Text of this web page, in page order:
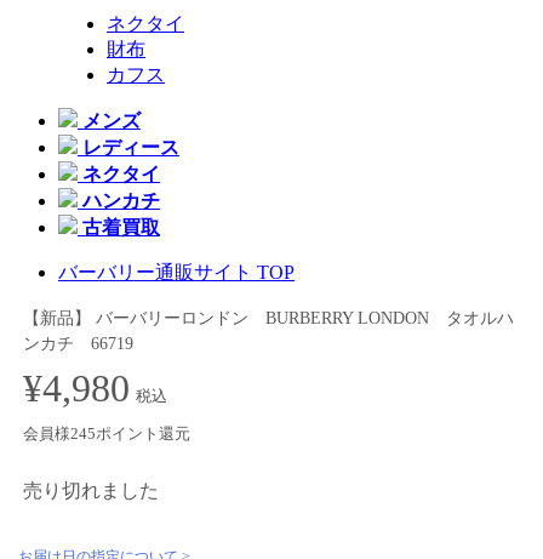
ネクタイ
財布
カフス
メンズ
レディース
ネクタイ
ハンカチ
古着買取
バーバリー通販サイト TOP
【新品】 バーバリーロンドン BURBERRY LONDON タオルハ
ンカチ 66719
¥4,980 税込
会員様245ポイント還元
売り切れました